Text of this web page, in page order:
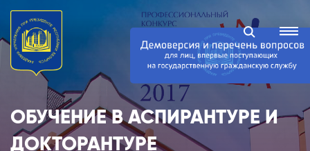
ОБУЧЕНИЕ В АСПИРАНТУРЕ И
ДОКТОРАНТУРЕ